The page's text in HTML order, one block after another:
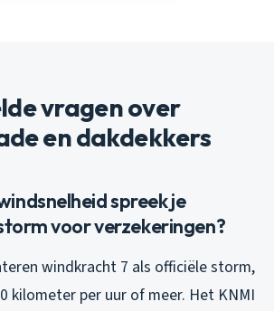
vragen over
en dakdekkers
spreek je
voor verzekeringen?
windkracht 7 als officiële storm,
kilometer per uur of meer. Het KNMI